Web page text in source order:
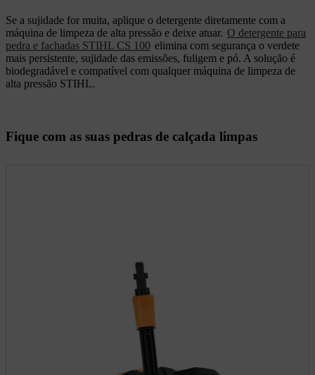
Se a sujidade for muita, aplique o detergente diretamente com a
máquina de limpeza de alta pressão e deixe atuar. O detergente para
pedra e fachadas STIHL CS 100 elimina com segurança o verdete
mais persistente, sujidade das emissões, fuligem e pó. A solução é
biodegradável e compatível com qualquer máquina de limpeza de
alta pressão STIHL.
Fique com as suas pedras de calçada limpas